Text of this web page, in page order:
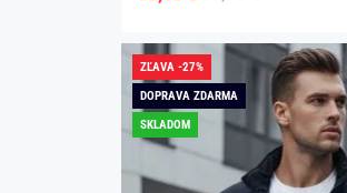
ZĽAVA -27%
DOPRAVA ZDARMA
SKLADOM